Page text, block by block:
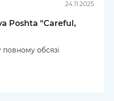
24.11.2025
Poshta "Careful,
повному обсязі